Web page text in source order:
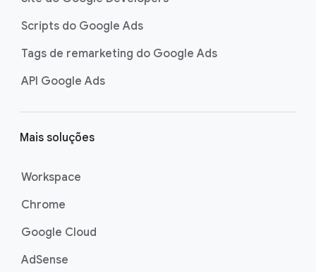
Scripts do Google Ads
Tags de remarketing do Google Ads
API Google Ads
Mais soluções
Workspace
Chrome
Google Cloud
AdSense